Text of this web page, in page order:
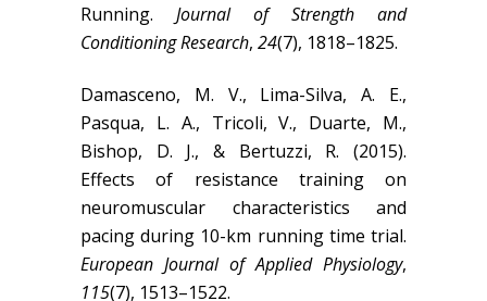
Running. Journal of Strength and
Conditioning Research, 24(7), 1818–1825.
Damasceno, M. V., Lima-Silva, A. E.,
Pasqua, L. A., Tricoli, V., Duarte, M.,
Bishop, D. J., & Bertuzzi, R. (2015).
Effects of resistance training on
neuromuscular characteristics and
pacing during 10-km running time trial.
European Journal of Applied Physiology,
115(7), 1513–1522.